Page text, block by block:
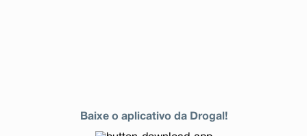
Baixe o aplicativo da Drogal!